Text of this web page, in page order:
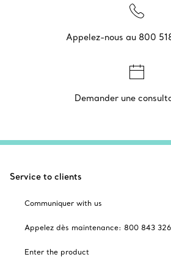
Appelez-nous au 800
Demander une
Service to clients
Communiquer with us
Appelez dès maintenance: 800 843
Enter the product